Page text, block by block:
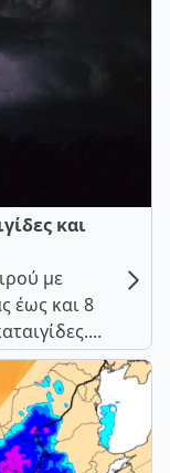
και
με
έως και 8